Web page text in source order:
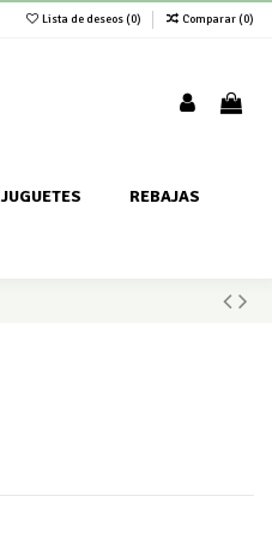
Lista de deseos (0) Comparar (0)
JUGUETES REBAJAS